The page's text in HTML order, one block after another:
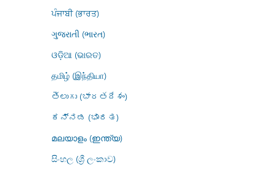
ਪੰਜਾਬੀ (ਭਾਰਤ)
ગુજરાતી (ભારત)
ଓଡ଼ିଆ (ଭାରତ)
தமிழ் (இந்தியா)
తెలుగు (భారతదేశం)
ಕನ್ನಡ (ಭಾರತ)
മലയാളം (ഇന്ത്യ)
සිංහල (ශ්‍රී ලංකාව)